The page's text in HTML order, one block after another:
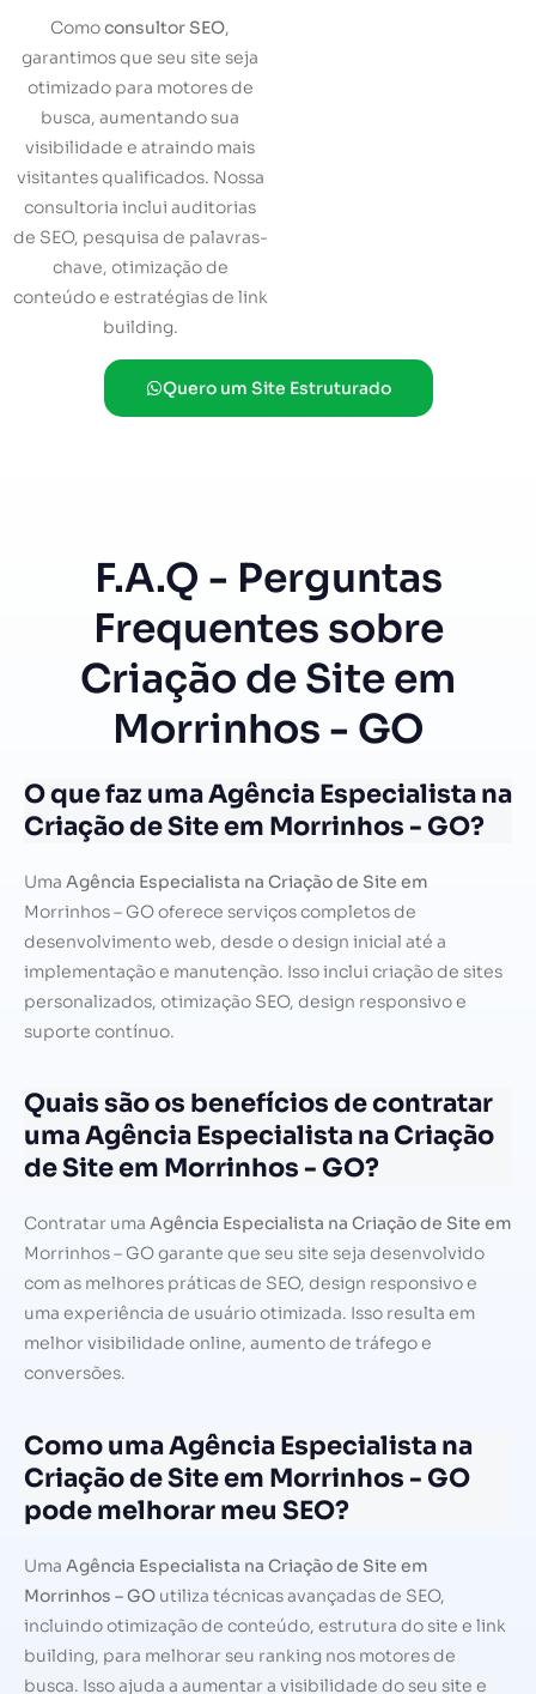
Comoconsultor SEO,
garantimos que seu site seja
otimizado para motores de
busca, aumentando sua
visibilidade e atraindo mais
visitantes qualificados. Nossa
consultoria inclui auditorias
de SEO, pesquisa de palavras-
chave, otimização de
conteúdo e estratégias de link
building.
Quero um Site Estruturado
F.A.Q - Perguntas
Frequentes sobre
Criação de Site em
Morrinhos - GO
O que faz uma Agência Especialista na
Criação de Site em Morrinhos - GO?
Uma Agência Especialista na Criação de Site em
Morrinhos – GO oferece serviços completos de
desenvolvimento web, desde o design inicial até a
implementação e manutenção. Isso inclui criação de sites
personalizados, otimização SEO, design responsivo e
suporte contínuo.
Quais são os benefícios de contratar
uma Agência Especialista na Criação
de Site em Morrinhos - GO?
Contratar uma Agência Especialista na Criação de Site em
Morrinhos – GO garante que seu site seja desenvolvido
com as melhores práticas de SEO, design responsivo e
uma experiência de usuário otimizada. Isso resulta em
melhor visibilidade online, aumento de tráfego e
conversões.
Como uma Agência Especialista na
Criação de Site em Morrinhos - GO
pode melhorar meu SEO?
Uma Agência Especialista na Criação de Site em
Morrinhos – GO utiliza técnicas avançadas de SEO,
incluindo otimização de conteúdo, estrutura do site e link
building, para melhorar seu ranking nos motores de
busca. Isso ajuda a aumentar a visibilidade do seu site e